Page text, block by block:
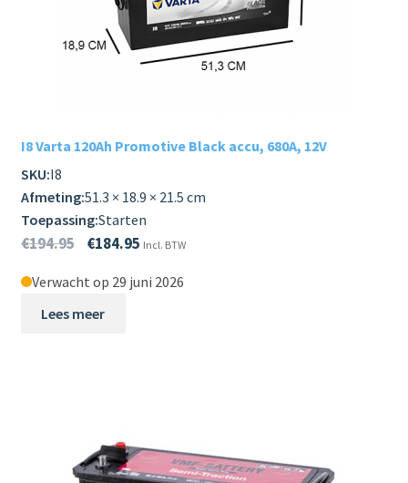
I8 Varta 120Ah Promotive Black accu, 680A, 12V
SKU:I8
Afmeting:51.3 × 18.9 × 21.5 cm
Toepassing:Starten
€194.95 €184.95 Incl. BTW
Verwacht op 29 juni 2026
Lees meer